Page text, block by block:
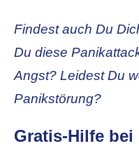
Findest auch Du
Du diese
Angst? Leidest Du
Panikstörung?
Gratis-Hilfe